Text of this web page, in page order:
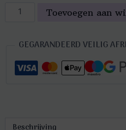
Party
glazen
neon
groen
Toevoegen aan
GEGARANDEERD VEILIG